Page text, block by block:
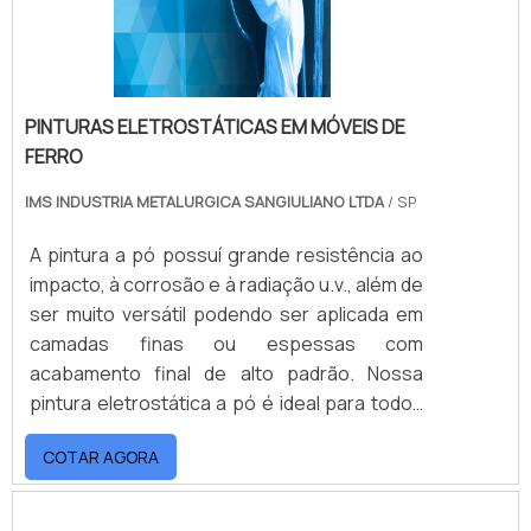
Experiência, conhecimento técnico,
compromisso, flexibilidade e alta qualidade
são nossa marca.
PINTURAS ELETROSTÁTICAS EM MÓVEIS DE
FERRO
IMS INDUSTRIA METALURGICA SANGIULIANO LTDA/ SP
A pintura a pó possuí grande resistência ao
impacto, à corrosão e à radiação u.v., além de
ser muito versátil podendo ser aplicada em
camadas finas ou espessas com
acabamento final de alto padrão. Nossa
pintura eletrostática a pó é ideal para todos
as demandas, inclusive para produções em
larga escala por ser de rápida aplicação e
fazer parte de nossa rotina produtiva. Há
COTAR AGORA